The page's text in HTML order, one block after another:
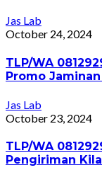
Jas Lab
October 24, 2024
TLP/WA
Promo
Jas Lab
October 23, 2024
TLP/WA
Pengiriman